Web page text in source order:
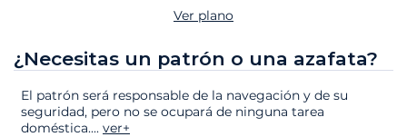
Ver plano
¿Necesitas un patrón o una azafata?
El patrón será responsable de la navegación y de su
seguridad, pero no se ocupará de ninguna tarea
doméstica.... ver+